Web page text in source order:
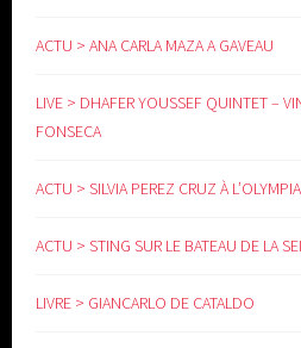
ACTU > ANA CARLA MAZA A GAVEAU
LIVE > DHAFER YOUSSEF QUINTET –
FONSECA
ACTU > SILVIA PEREZ CRUZ À L’OLYMPIA
ACTU > STING SUR LE BATEAU DE LA
LIVRE > GIANCARLO DE CATALDO